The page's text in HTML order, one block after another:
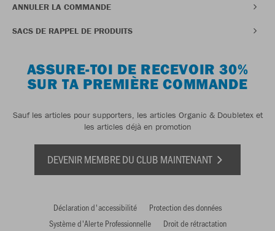
ANNULER LA COMMANDE
SACS DE RAPPEL DE PRODUITS
ASSURE-TOI DE RECEVOIR 30%
SUR TA PREMIÈRE COMMANDE
Sauf les articles pour supporters, les articles Organic & Doubletex et
les articles déjà en promotion
DEVENIR MEMBRE DU CLUB MAINTENANT
Déclaration d'accessibilité
Protection des données
Système d'Alerte Professionnelle
Droit de rétractation